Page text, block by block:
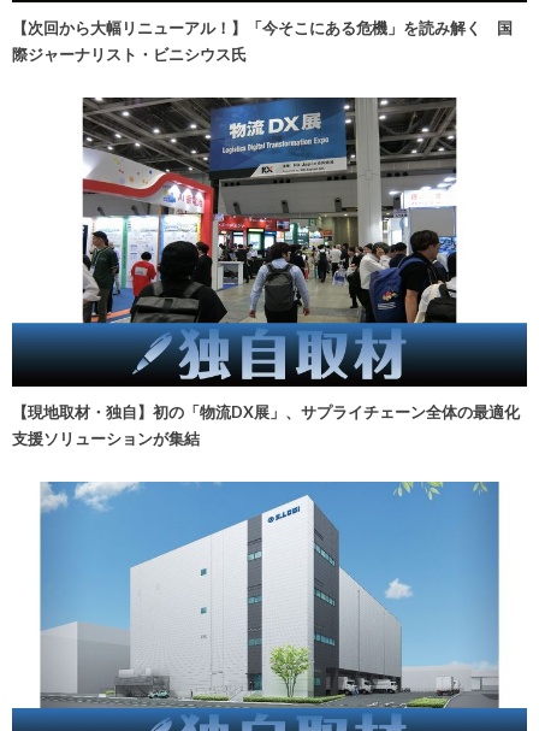
【次回から大幅リニューアル！】「今そこにある危機」を読み解く 国
際ジャーナリスト・ビニシウス氏
【現地取材・独自】初の「物流DX展」、サプライチェーン全体の最適化
支援ソリューションが集結